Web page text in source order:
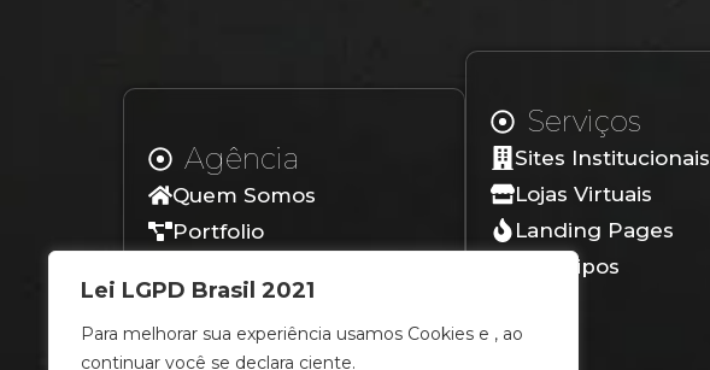
Lei LGPD Brasil 2021
Para melhorar sua experiência usamos Cookies e , ao
continuar você se declara ciente.
Agência
Quem Somos
Portfolio
Blog
Contato
Serviços
Sites Institucionais
Lojas Virtuais
Landing Pages
Logotipos